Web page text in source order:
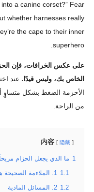
a canine corset?” Fear
whether harnesses really
the cape to their inner
superhero.
على عكس الخرافات، فإن
الخاص بك، وليس قيدًا. عند
الأحزمة الضغط بشكل متساوٍ
من الراحة.
内容 隐藏
1 ما الذي يجعل الحزام
1.1 1. الملاءمة الصحيحة هي
1.2 2. المسائل المادية